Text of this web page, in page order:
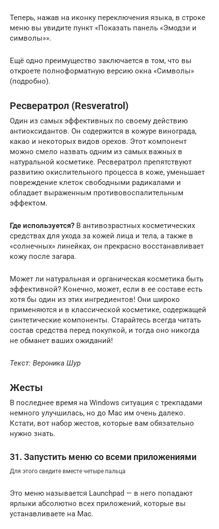
Теперь, нажав на иконку переключения языка, в строке
меню вы увидите пункт «Показать панель «Эмодзи и
символы»».
Ещё одно преимущество заключается в том, что вы
откроете полноформатную версию окна «Символы»
(подробно).
Ресвератрол (Resveratrol)
Один из самых эффективных по своему действию
антиоксидантов. Он содержится в кожуре винограда,
какао и некоторых видов орехов. Этот компонент
можно смело назвать одним из самых важных в
натуральной косметике. Ресвератрол препятствуют
развитию окислительного процесса в коже, уменьшает
повреждение клеток свободными радикалами и
обладает выраженным противовоспалительным
эффектом.
Где используется? В антивозрастных косметических
средствах для ухода за кожей лица и тела, а также в
«солнечных» линейках, он прекрасно восстанавливает
кожу после загара.
Может ли натуральная и органическая косметика быть
эффективной? Конечно, может, если в ее составе есть
хотя бы один из этих ингредиентов! Они широко
применяются и в классической косметике, содержащей
синтетические компоненты. Старайтесь всегда читать
состав средства перед покупкой, и тогда оно никогда
не обманет ваших ожиданий!
Текст: Вероника Шур
Жесты
В последнее время на Windows ситуация с трекпадами
немного улучшилась, но до Mac им очень далеко.
Кстати, вот набор жестов, которые вам обязательно
нужно знать.
31. Запустить меню со всеми приложениями
Для этого сведите вместе четыре пальца
Это меню называется Launchpad — в него попадают
ярлыки абсолютно всех приложений, которые вы
устанавливаете на Mac.